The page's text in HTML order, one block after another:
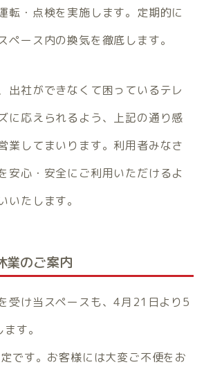
転・点検を実施します。定期的に
ペース内の換気を徹底します。
出社ができなくて困っているテレ
に応えられるよう、上記の通り感
業してまいります。利用者みなさ
安心・安全にご利用いただけるよ
いたします。
のご案内
受け当スペースも、4月21日より5
す。
です。お客様には大変ご不便をお